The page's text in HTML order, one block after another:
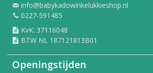
info@babykadowinkelukkieshop.nl
0227-591485
KvK: 37116048
BTW NL 187121813B01
Openingstijden